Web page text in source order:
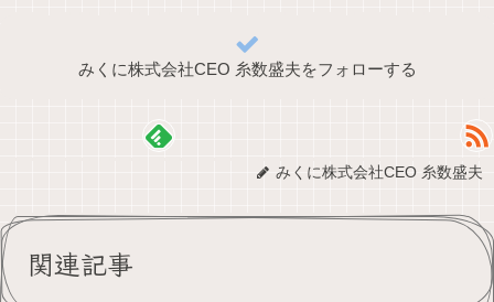
みくに株式会社CEO 糸数盛夫をフォローする
みくに株式会社CEO 糸数盛夫
関連記事